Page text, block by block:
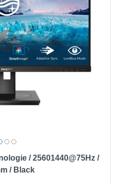
/ 25601440@75Hz /
/ Black